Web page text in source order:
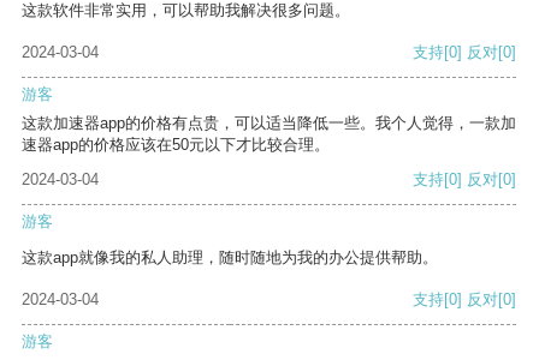
这款软件非常实用，可以帮助我解决很多问题。
2024-03-04 支持[0] 反对[0]
游客
这款加速器app的价格有点贵，可以适当降低一些。我个人觉得，一款加
速器app的价格应该在50元以下才比较合理。
2024-03-04
支持[0] 反对[0]
游客
这款app就像我的私人助理，随时随地为我的办公提供帮助。
2024-03-04 支持[0] 反对[0]
游客